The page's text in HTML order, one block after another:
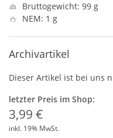
Bruttogewicht: 99 g
NEM: 1 g
Archivartikel
Dieser Artikel ist bei uns
letzter Preis im Shop:
3,99 €
inkl. 19% MwSt.